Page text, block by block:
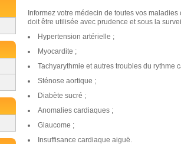
Informez votre médecin de toutes vos
doit être utilisée avec prudence et sous la
Hypertension artérielle ;
Myocardite ;
Tachyarythmie et autres troubles du rythme
Sténose aortique ;
Diabète sucré ;
Anomalies cardiaques ;
Glaucome ;
Insuffisance cardiaque aiguë.